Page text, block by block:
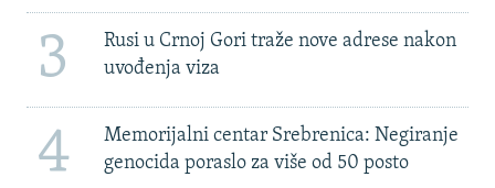
3
Rusi u Crnoj Gori traže nove adrese nakon
uvođenja viza
4
Memorijalni centar Srebrenica: Negiranje
genocida poraslo za više od 50 posto